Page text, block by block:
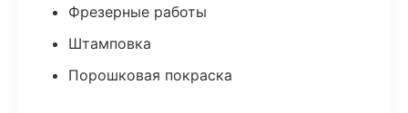
Фрезерные работы
Штамповка
Порошковая покраска